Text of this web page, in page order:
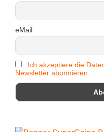
eMail
Ich akzeptiere die
Newsletter abonnieren.